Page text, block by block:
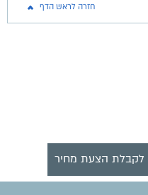
חזרה לראש הדף
לקבלת הצעת מחיר